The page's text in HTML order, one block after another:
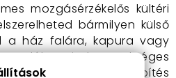
mozgásérzékelős kültéri
bármilyen külső
a ház falára, kapura vagy
találsz minden szükséges
és tipliket, így a telepítés